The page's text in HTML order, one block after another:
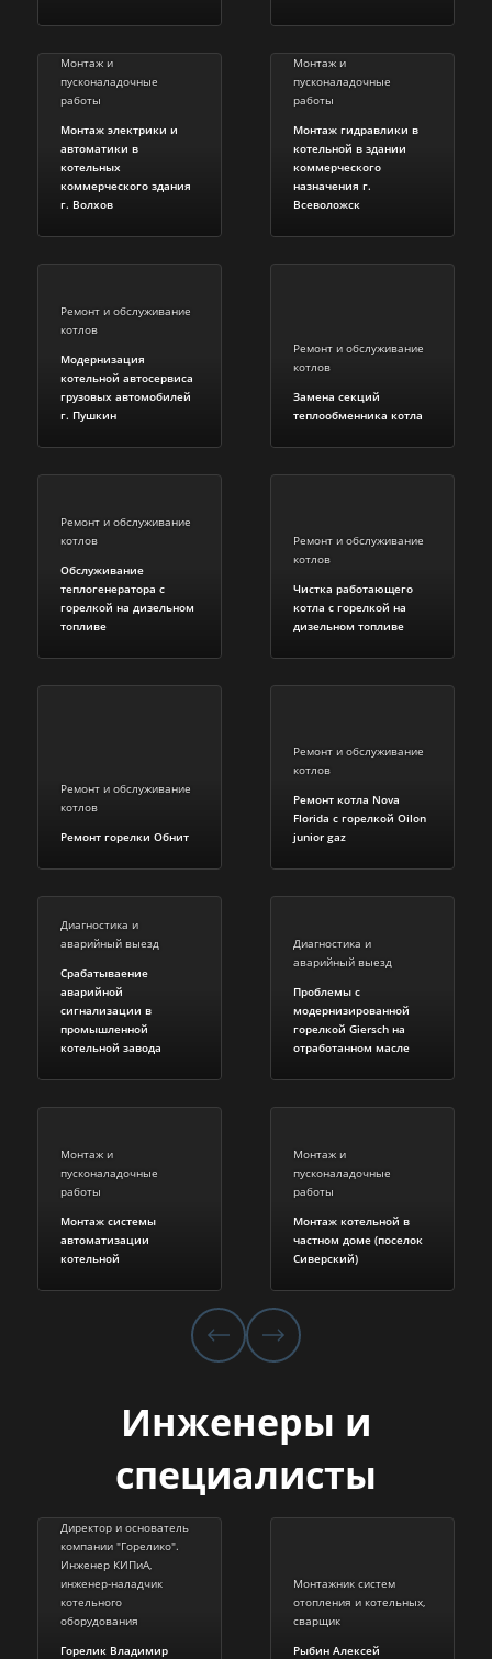
Монтаж и
пусконаладочные
работы
Монтаж электрики и
автоматики в
котельных
коммерческого здания
г. Волхов
Монтаж и
пусконаладочные
работы
Монтаж гидравлики в
котельной в здании
коммерческого
назначения г.
Всеволожск
Ремонт и обслуживание
котлов
Модернизация
котельной автосервиса
грузовых автомобилей
г. Пушкин
Ремонт и обслуживание
котлов
Замена секций
теплообменника котла
Ремонт и обслуживание
котлов
Обслуживание
теплогенератора с
горелкой на дизельном
топливе
Ремонт и обслуживание
котлов
Чистка работающего
котла с горелкой на
дизельном топливе
Ремонт и обслуживание
котлов
Ремонт горелки Обнит
Ремонт и обслуживание
котлов
Ремонт котла Nova
Florida c горелкой Oilon
junior gaz
Диагностика и
аварийный выезд
Срабатываение
аварийной
сигнализации в
промышленной
котельной завода
Диагностика и
аварийный выезд
Проблемы с
модернизированной
горелкой Giersch на
отработанном масле
Монтаж и
пусконаладочные
работы
Монтаж системы
автоматизации
котельной
Монтаж и
пусконаладочные
работы
Монтаж котельной в
частном доме (поселок
Сиверский)
Инженеры и
специалисты
Директор и основатель
компании "Горелико".
Инженер КИПиА,
инженер-наладчик
котельного
оборудования
Горелик Владимир
Монтажник систем
отопления и котельных,
сварщик
Рыбин Алексей